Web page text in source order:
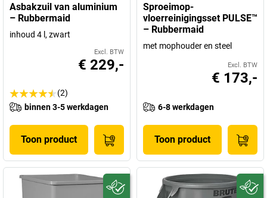
Asbakzuil van aluminium
– Rubbermaid
inhoud 4 l, zwart
Excl. BTW
€ 229,-
(2)
binnen 3-5 werkdagen
Toon product
Sproeimop-
vloerreinigingsset PULSE™
– Rubbermaid
met mophouder en steel
Excl. BTW
€ 173,-
6-8 werkdagen
Toon product